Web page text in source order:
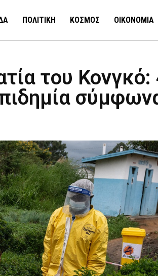
ΠΟΛΙΤΙΚΗ ΚΟΣΜΟΣ ΟΙΚΟΝΟΜΙΑ
του Κονγκό: